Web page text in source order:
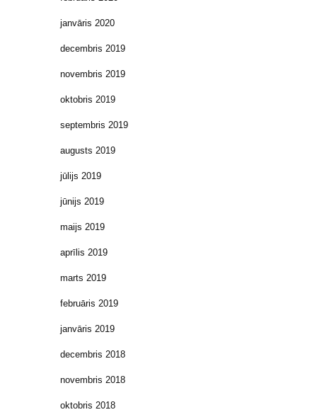
janvāris 2020
decembris 2019
novembris 2019
oktobris 2019
septembris 2019
augusts 2019
jūlijs 2019
jūnijs 2019
maijs 2019
aprīlis 2019
marts 2019
februāris 2019
janvāris 2019
decembris 2018
novembris 2018
oktobris 2018